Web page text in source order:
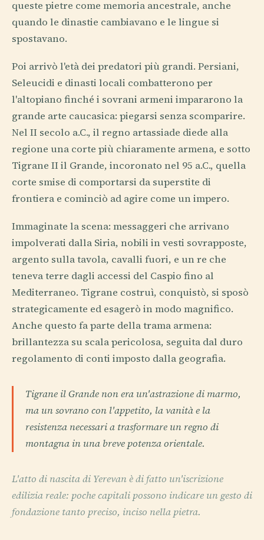
queste pietre come memoria ancestrale, anche
quando le dinastie cambiavano e le lingue si
spostavano.
Poi arrivò l'età dei predatori più grandi. Persiani,
Seleucidi e dinasti locali combatterono per
l'altopiano finché i sovrani armeni impararono la
grande arte caucasica: piegarsi senza scomparire.
Nel II secolo a.C., il regno artassiade diede alla
regione una corte più chiaramente armena, e sotto
Tigrane II il Grande, incoronato nel 95 a.C., quella
corte smise di comportarsi da superstite di
frontiera e cominciò ad agire come un impero.
Immaginate la scena: messaggeri che arrivano
impolverati dalla Siria, nobili in vesti sovrapposte,
argento sulla tavola, cavalli fuori, e un re che
teneva terre dagli accessi del Caspio fino al
Mediterraneo. Tigrane costruì, conquistò, si sposò
strategicamente ed esagerò in modo magnifico.
Anche questo fa parte della trama armena:
brillantezza su scala pericolosa, seguita dal duro
regolamento di conti imposto dalla geografia.
Tigrane il Grande non era un'astrazione di marmo,
ma un sovrano con l'appetito, la vanità e la
resistenza necessari a trasformare un regno di
montagna in una breve potenza orientale.
L'atto di nascita di Yerevan è di fatto un'iscrizione
edilizia reale: poche capitali possono indicare un gesto di
fondazione tanto preciso, inciso nella pietra.